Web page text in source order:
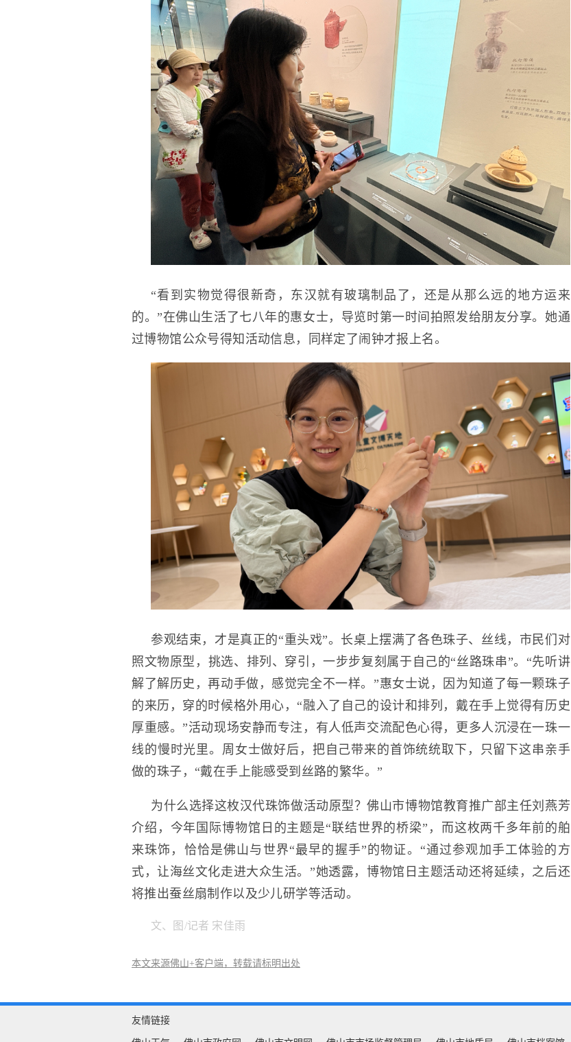
“看到实物觉得很新奇，东汉就有玻璃制品了，还是从那么远的地方运来
的。”在佛山生活了七八年的惠女士，导览时第一时间拍照发给朋友分享。她通
过博物馆公众号得知活动信息，同样定了闹钟才报上名。
参观结束，才是真正的“重头戏”。长桌上摆满了各色珠子、丝线，市民们对
照文物原型，挑选、排列、穿引，一步步复刻属于自己的“丝路珠串”。“先听讲
解了解历史，再动手做，感觉完全不一样。”惠女士说，因为知道了每一颗珠子
的来历，穿的时候格外用心，“融入了自己的设计和排列，戴在手上觉得有历史
厚重感。”活动现场安静而专注，有人低声交流配色心得，更多人沉浸在一珠一
线的慢时光里。周女士做好后，把自己带来的首饰统统取下，只留下这串亲手
做的珠子，“戴在手上能感受到丝路的繁华。”
为什么选择这枚汉代珠饰做活动原型？佛山市博物馆教育推广部主任刘燕芳
介绍，今年国际博物馆日的主题是“联结世界的桥梁”，而这枚两千多年前的舶
来珠饰，恰恰是佛山与世界“最早的握手”的物证。“通过参观加手工体验的方
式，让海丝文化走进大众生活。”她透露，博物馆日主题活动还将延续，之后还
将推出蚕丝扇制作以及少儿研学等活动。
文、图/记者 宋佳雨
本文来源佛山+客户端，转载请标明出处
友情链接